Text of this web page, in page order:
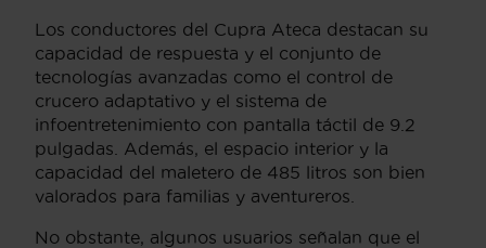
Los conductores del Cupra Ateca destacan su
capacidad de respuesta y el conjunto de
tecnologías avanzadas como el control de
crucero adaptativo y el sistema de
infoentretenimiento con pantalla táctil de 9.2
pulgadas. Además, el espacio interior y la
capacidad del maletero de 485 litros son bien
valorados para familias y aventureros.
No obstante, algunos usuarios señalan que el